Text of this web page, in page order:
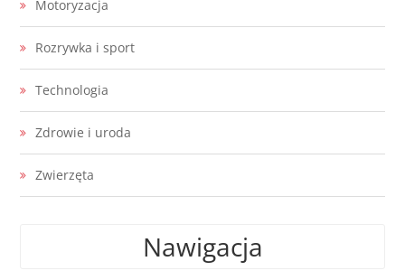
Motoryzacja
Rozrywka i sport
Technologia
Zdrowie i uroda
Zwierzęta
Nawigacja